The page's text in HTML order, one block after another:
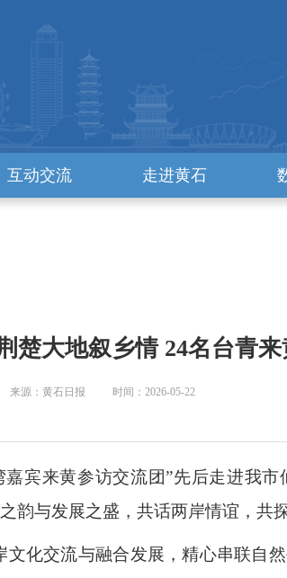
互动交流 走进黄石
大地叙乡情 24名台青来
来源：黄石日报 时间：2026-05-22
宾来黄参访交流团”先后走进我
韵与发展之盛，共话两岸情谊，共
化交流与融合发展，精心串联自